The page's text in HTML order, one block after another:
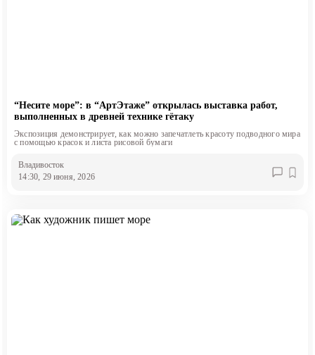
“Несите море”: в “АртЭтаже” открылась выставка работ,
выполненных в древней технике гётаку
Экспозиция демонстрирует, как можно запечатлеть красоту подводного мира
с помощью красок и листа рисовой бумаги
Владивосток
14:30, 29 июня, 2026